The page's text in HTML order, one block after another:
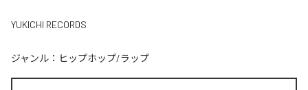
YUKICHI RECORDS
ジャンル： ヒップホップ/ラップ